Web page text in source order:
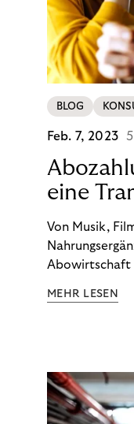
BLOG
Feb. 7, 2023
eine
Von Musik,
Abowirtschaft
wünschen. Sie
entdeckt. Und
sich. Doch was genau können Sie tun, um
Abozahlungen
MEHR LESEN